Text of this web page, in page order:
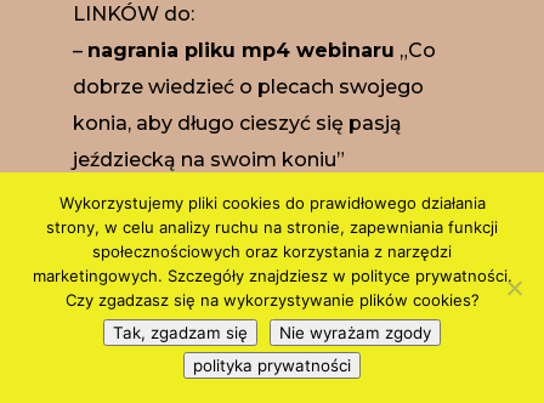
LINKÓW do:
– nagrania pliku mp4 webinaru „Co
dobrze wiedzieć o plecach swojego
konia, aby długo cieszyć się pasją
jeździecką na swoim koniu”
–dodatkowo w bonusie pdf, gdzie
znajdziesz 5 wskazówek jak zadbać o
plecy Twojego konia
–kartę pracy „Postawa konia”. Ona
przyda Ci się do zapisywania uwag z
obserwacji konia.
Wykorzystujemy pliki cookies do prawidłowego działania
strony, w celu analizy ruchu na stronie, zapewniania funkcji
społecznościowych oraz korzystania z narzędzi
marketingowych. Szczegóły znajdziesz w polityce prywatności.
Czy zgadzasz się na wykorzystywanie plików cookies?
Tak, zgadzam się
Nie wyrażam zgody
polityka prywatności